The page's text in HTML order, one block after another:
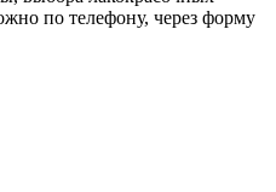
по телефону, через форму